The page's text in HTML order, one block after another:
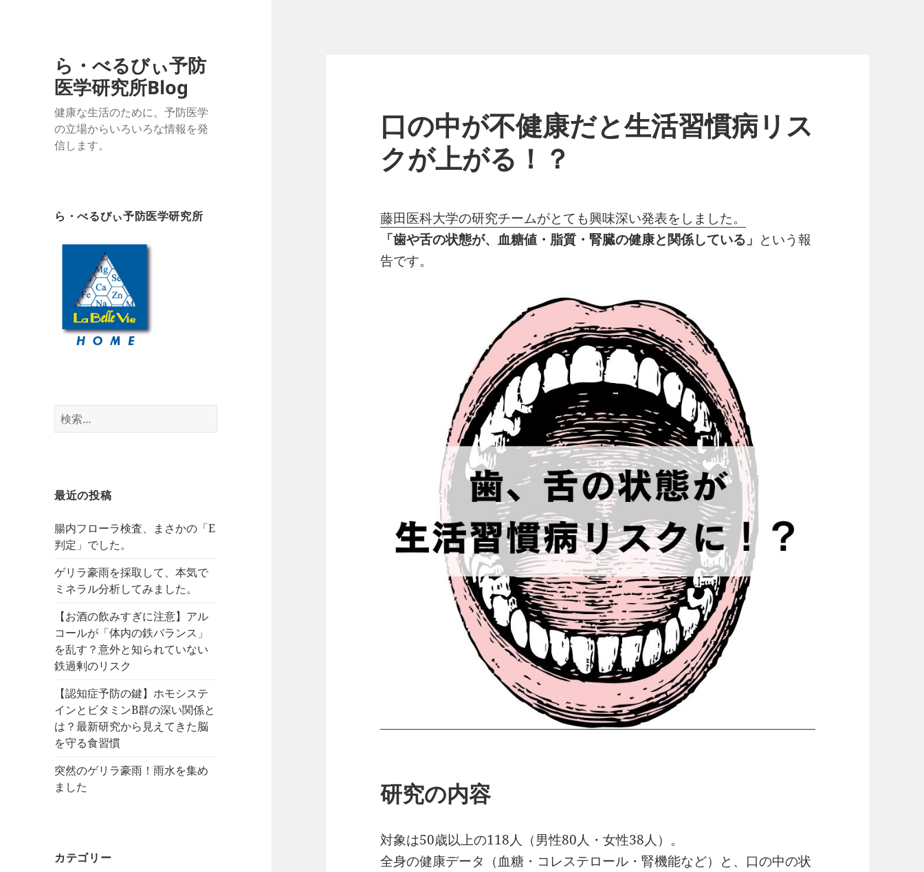
ら・べるびぃ予防
医学研究所Blog
健康な生活のために。予防医学
の立場からいろいろな情報を発
信します。
ら・べるびぃ予防医学研究所
検
索:
最近の投稿
腸内フローラ検査、まさかの「E
判定」でした。
ゲリラ豪雨を採取して、本気で
ミネラル分析してみました。
【お酒の飲みすぎに注意】アル
コールが「体内の鉄バランス」
を乱す？意外と知られていない
鉄過剰のリスク
【認知症予防の鍵】ホモシステ
インとビタミンB群の深い関係と
は？最新研究から見えてきた脳
を守る食習慣
突然のゲリラ豪雨！雨水を集め
ました
カテゴリー
口の中が不健康だと生活習慣病リス
クが上がる！？
藤田医科大学の研究チームがとても興味深い発表をしました。
「歯や舌の状態が、血糖値・脂質・腎臓の健康と関係している」 という報
告です。
研究の内容
対象は50歳以上の118人（男性80人・女性38人）。
全身の健康データ（血糖・コレステロール・腎機能など）と、口の中の状